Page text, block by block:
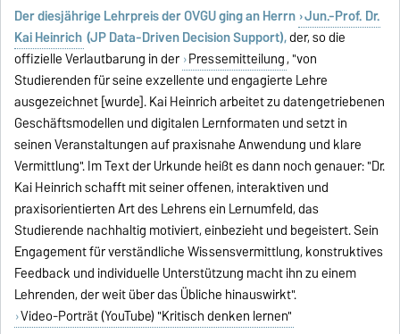
Der diesjährige Lehrpreis der OVGU ging an Herrn Jun.-Prof. Dr.
Kai Heinrich (JP Data-Driven Decision Support),der, so die
offizielle Verlautbarung in der Pressemitteilung, "von
Studierenden für seine exzellente und engagierte Lehre
ausgezeichnet [wurde]. Kai Heinrich arbeitet zu datengetriebenen
Geschäftsmodellen und digitalen Lernformaten und setzt in
seinen Veranstaltungen auf praxisnahe Anwendung und klare
Vermittlung". Im Text der Urkunde heißt es dann noch genauer: "Dr.
Kai Heinrich schafft mit seiner offenen, interaktiven und
praxisorientierten Art des Lehrens ein Lernumfeld, das
Studierende nachhaltig motiviert, einbezieht und begeistert. Sein
Engagement für verständliche Wissensvermittlung, konstruktives
Feedback und individuelle Unterstützung macht ihn zu einem
Lehrenden, der weit über das Übliche hinauswirkt".
Video-Porträt (YouTube) "Kritisch denken lernen"